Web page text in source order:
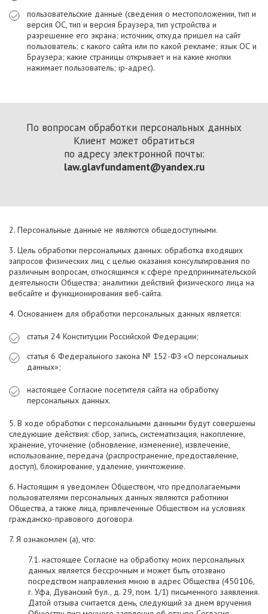
пользовательские данные (сведения о местоположении, тип и
версия ОС, тип и версия Браузера, тип устройства и
разрешение его экрана; источник, откуда пришел на сайт
пользователь; с какого сайта или по какой рекламе; язык ОС и
Браузера; какие страницы открывает и на какие кнопки
нажимает пользователь; ip-адрес).
По вопросам обработки персональных данных
Клиент может обратиться
по адресу электронной почты:
law.glavfundament@yandex.ru
2. Персональные данные не являются общедоступными.
3. Цель обработки персональных данных: обработка входящих
запросов физических лиц с целью оказания консультирования по
различным вопросам, относящимся к сфере предпринимательской
деятельности Общества; аналитики действий физического лица на
вебсайте и функционирования веб-сайта.
4. Основанием для обработки персональных данных является:
статья 24 Конституции Российской Федерации;
статья 6 Федерального закона № 152-ФЗ «О персональных
данных»;
настоящее Согласие посетителя сайта на обработку
персональных данных.
5. В ходе обработки с персональными данными будут совершены
следующие действия: сбор, запись, систематизация, накопление,
хранение, уточнение (обновление, изменение), извлечение,
использование, передача (распространение, предоставление,
доступ), блокирование, удаление, уничтожение.
6. Настоящим я уведомлен Обществом, что предполагаемыми
пользователями персональных данных являются работники
Общества, а также лица, привлеченные Обществом на условиях
гражданско-правового договора.
7. Я ознакомлен (а), что:
7.1. настоящее Согласие на обработку моих персональных
данных является бессрочным и может быть отозвано
посредством направления мною в адрес Общества (450106,
г. Уфа, Дуванский бул., д. 29, пом. 1/1) письменного заявления.
Датой отзыва считается день, следующий за днем вручения